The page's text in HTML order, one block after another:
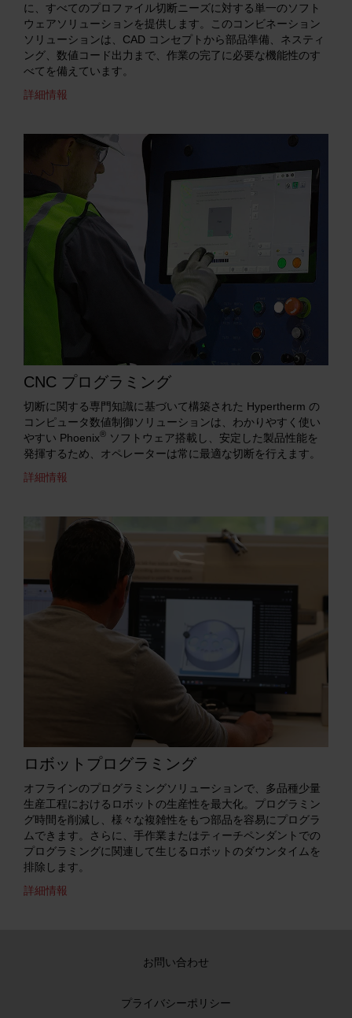
に、すべてのプロファイル切断ニーズに対する単一のソフト
ウェアソリューションを提供します。このコンビネーション
ソリューションは、CAD コンセプトから部品準備、ネスティ
ング、数値コード出力まで、作業の完了に必要な機能性のす
べてを備えています。
詳細情報
CNC プログラミング
切断に関する専門知識に基づいて構築された Hypertherm の
コンピュータ数値制御ソリューションは、わかりやすく使い
やすい Phoenix® ソフトウェア搭載し、安定した製品性能を
発揮するため、オペレーターは常に最適な切断を行えます。
詳細情報
ロボットプログラミング
オフラインのプログラミングソリューションで、多品種少量
生産工程におけるロボットの生産性を最大化。プログラミン
グ時間を削減し、様々な複雑性をもつ部品を容易にプログラ
ムできます。さらに、手作業またはティーチペンダントでの
プログラミングに関連して生じるロボットのダウンタイムを
排除します。
詳細情報
お問い合わせ
プライバシーポリシー